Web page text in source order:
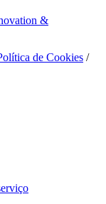
&
de Cookies /